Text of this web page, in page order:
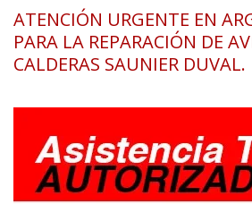
ATENCIÓN URGENTE EN
PARA LA REPARACIÓN DE
CALDERAS SAUNIER DUVAL.